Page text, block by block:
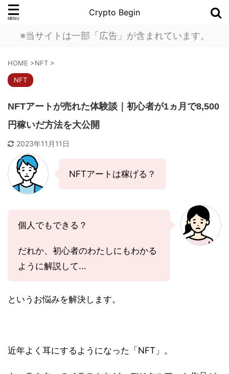
Crypto Begin
※当サイトは一部「広告」が含まれています。
HOME >NFT >
NFT
NFTアートが売れた体験談｜初心者が1ヵ月で8,500
円稼いだ方法を大公開
2023年11月11日
NFTアートは稼げる？
個人でもできる？
だれか、初心者のわたしにもわかる
ように解説して...
というお悩みを解決します。
近年よく耳にするようになった「NFT」。